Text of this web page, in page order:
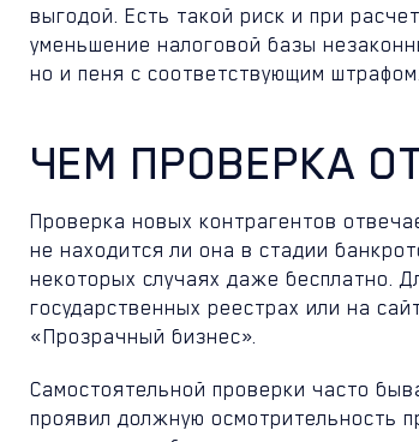
выгодой. Есть такой риск и при
уменьшение налоговой базы
но и пеня с соответствующим штрафом.
ЧЕМ ПРОВЕРКА
Проверка новых контрагентов
не находится ли она в стадии
некоторых случаях даже бесплатно.
государственных реестрах или на
«Прозрачный бизнес».
Самостоятельной проверки часто
проявил должную осмотрительность